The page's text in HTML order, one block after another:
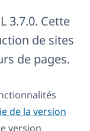
3.7.0. Cette
de sites
de pages.
de la version
version